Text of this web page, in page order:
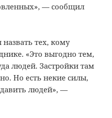
— сообщил
тех, кому
«Это выгодно тем,
людей. Застройки там
Но есть некие силы,
людей», —